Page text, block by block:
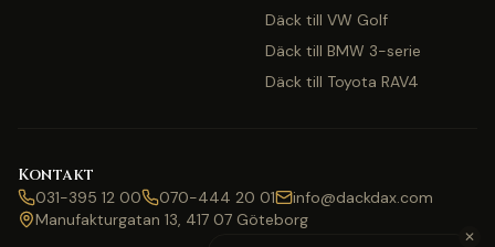
Däck till VW Golf
Däck till BMW 3-serie
Däck till Toyota RAV4
Kontakt
031-395 12 00 070-444 20 01
info@dackdax.com
Manufakturgatan 13, 417 07 Göteborg
✕